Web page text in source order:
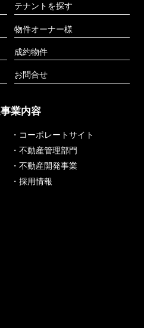
テナントを探す
物件オーナー様
成約物件
お問合せ
業内容
・コーポレートサイト
・不動産管理部門
・不動産開発事業
・採用情報